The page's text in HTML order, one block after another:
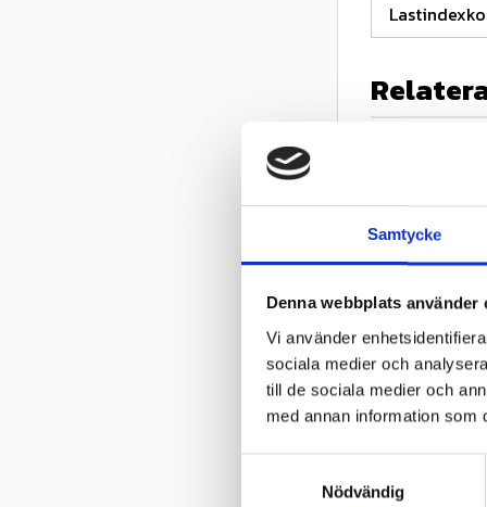
Samtycke
Denna webbplats använder
Vi använder
sociala medier och
till de sociala medier och
med annan information som
Nödvändig
Köp minst 4
rabatt på
Duro
3,50-18
med dubbla